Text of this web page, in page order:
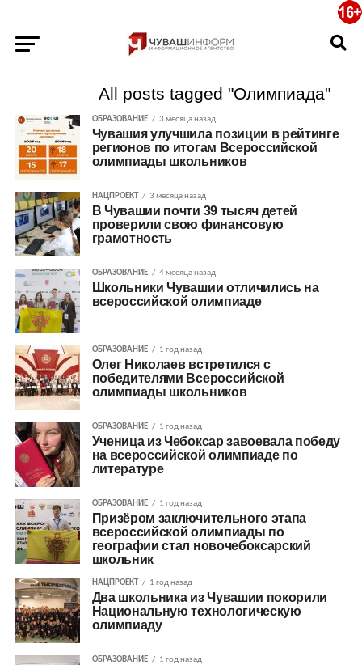
All posts tagged "Олимпиада"
ОБРАЗОВАНИЕ 3 месяца назад
Чувашия улучшила позиции в рейтинге
регионов по итогам Всероссийской
олимпиады школьников
НАЦПРОЕКТ 3 месяца назад
В Чувашии почти 39 тысяч детей
проверили свою финансовую
грамотность
ОБРАЗОВАНИЕ 4 месяца назад
Школьники Чувашии отличились на
всероссийской олимпиаде
ОБРАЗОВАНИЕ 1 год назад
Олег Николаев встретился с
победителями Всероссийской
олимпиады школьников
ОБРАЗОВАНИЕ 1 год назад
Ученица из Чебоксар завоевала победу
на всероссийской олимпиаде по
литературе
ОБРАЗОВАНИЕ 1 год назад
Призёром заключительного этапа
всероссийской олимпиады по
географии стал новочебоксарский
школьник
НАЦПРОЕКТ 1 год назад
Два школьника из Чувашии покорили
Национальную технологическую
олимпиаду
ОБРАЗОВАНИЕ 1 год назад